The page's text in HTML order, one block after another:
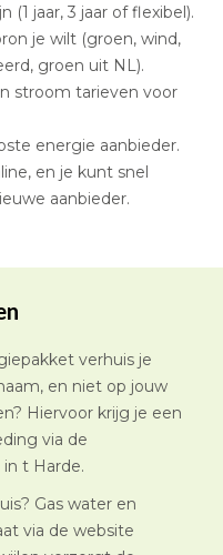
(1 jaar, 3 jaar of flexibel).
je wilt (groen, wind,
groen uit NL).
stroom tarieven voor
energie aanbieder.
en je kunt snel
aanbieder.
verhuis je
en niet op jouw
Hiervoor krijg je een
via de
t Harde.
Gas water en
via de website